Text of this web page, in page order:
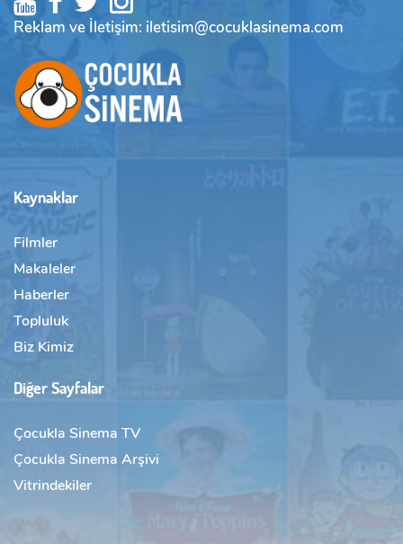
Reklam ve İletişim: iletisim@cocuklasinema.com
Kaynaklar
Filmler
Makaleler
Haberler
Topluluk
Biz Kimiz
Diğer Sayfalar
Çocukla Sinema TV
Çocukla Sinema Arşivi
Vitrindekiler